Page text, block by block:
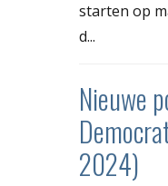
starten op
d...
Nieuwe
2024)